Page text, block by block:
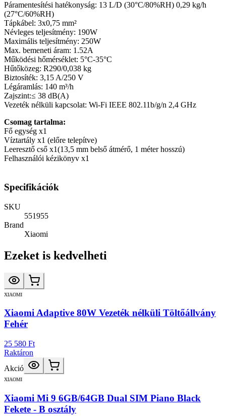
Páramentesítési hatékonyság: 13 L/D (30°C/80%RH) 0,29 kg/h
(27°C/60%RH)
Tápkábel: 3x0,75 mm²
Névleges teljesítmény: 190W
Maximális teljesítmény: 250W
Max. bemeneti áram: 1.52A
Működési hőmérséklet: 5°C-35°C
Hűtőközeg: R290/0,038 kg
Biztosíték: 3,15 A/250 V
Légáramlás: 140 m³/h
Zajszint:≤ 38 dB(A)
Vezeték nélküli kapcsolat: Wi-Fi IEEE 802.11b/g/n 2,4 GHz
Csomag tartalma:
Fő egység x1
Víztartály x1 (előre telepítve)
Leeresztő cső x1(13,5 mm belső átmérő, 1 méter hosszú)
Felhasználói kézikönyv x1
Specifikációk
SKU
551955
Brand
Xiaomi
Ezeket is kedvelheti
XIAOMI
Xiaomi Adaptive 80W Vezeték nélküli Töltőállvány
Fehér
25 580 Ft
Raktáron
Akció
XIAOMI
Xiaomi Mi 9 6GB/64GB Dual SIM Piano Black
Fekete - B osztály